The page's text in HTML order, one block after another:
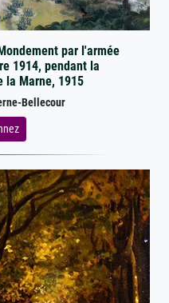
par l'armée
1914, pendant la
la Marne, 1915
Bellecour